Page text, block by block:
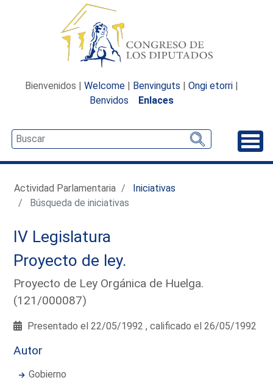
Bienvenidos | Welcome | Benvinguts | Ongi etorri |
Benvidos
Enlaces
Actividad Parlamentaria
Iniciativas
Búsqueda de iniciativas
IV Legislatura
Proyecto de ley.
Proyecto de Ley Orgánica de Huelga.
(121/000087)
Presentado el 22/05/1992 , calificado el 26/05/1992
Autor
Gobierno